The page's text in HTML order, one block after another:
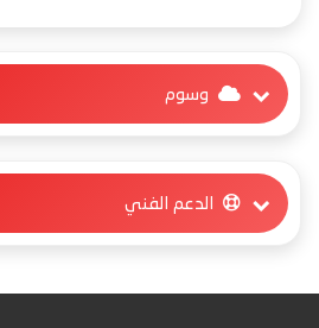
وسوم
الدعم الفني